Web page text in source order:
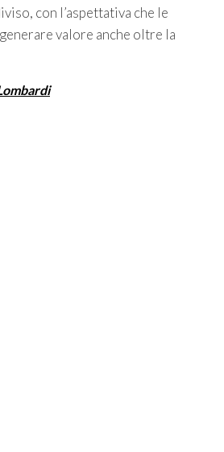
con l’aspettativa che le
valore anche oltre la